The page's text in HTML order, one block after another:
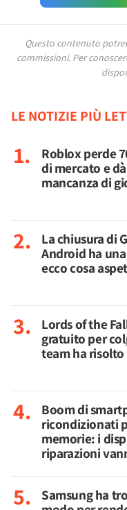
Questo contenuto
commissioni. Per
LE NOTIZIE PIÙ
Roblox perde
di mercato e
mancanza di
La chiusura di
Android ha
ecco cosa
Lords of the
gratuito per
team ha
Boom di
ricondizionati
memorie: i
riparazioni
Samsung ha